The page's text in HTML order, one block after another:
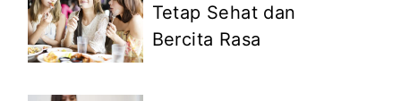
Tetap Sehat dan
Bercita Rasa